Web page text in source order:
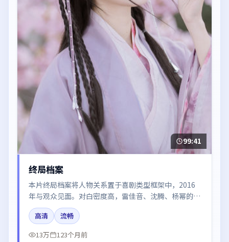
99:41
终局档案
本片终局档案将人物关系置于喜剧类型框架中，2016
年与观众见面。对白密度高，雷佳音、沈腾、杨幂的台
词节奏值得关注；整体气质偏中国香港都市与冷色调摄
影。
高清
流畅
13万
123个月前